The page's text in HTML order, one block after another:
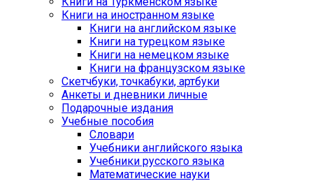
Книги на иностранном языке
Книги на английском языке
Книги на турецком языке
Книги на немецком языке
Книги на французском языке
Cкетчбуки, точкабуки, артбуки
Анкеты и дневники личные
Подарочные издания
Учебные пособия
Словари
Учебники английского языка
Учебники русского языка
Математические науки